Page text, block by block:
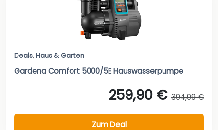
Deals, Haus & Garten
Gardena Comfort 5000/5E Hauswasserpumpe
259,90 € 394,99 €
Zum Deal